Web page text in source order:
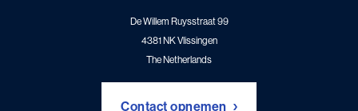
De Willem Ruysstraat99
4381 NKVlissingen
The Netherlands
Contact opnemen